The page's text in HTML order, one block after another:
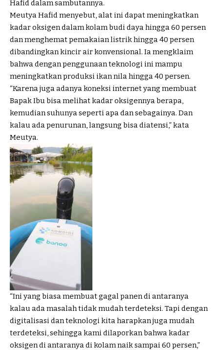
Hafid dalam sambutannya.
Meutya Hafid menyebut, alat ini dapat meningkatkan
kadar oksigen dalam kolam budi daya hingga 60 persen
dan menghemat pemakaian listrik hingga 40 persen
dibandingkan kincir air konvensional. Ia mengklaim
bahwa dengan penggunaan teknologi ini mampu
meningkatkan produksi ikan nila hingga 40 persen.
“Karena juga adanya koneksi internet yang membuat
Bapak Ibu bisa melihat kadar oksigennya berapa,
kemudian suhunya seperti apa dan sebagainya. Dan
kalau ada penurunan, langsung bisa diatensi,” kata
Meutya.
“Ini yang biasa membuat gagal panen di antaranya
kalau ada masalah tidak mudah terdeteksi. Tapi dengan
digitalisasi dan teknologi kita harapkan juga mudah
terdeteksi, sehingga kami dilaporkan bahwa kadar
oksigen di antaranya di kolam naik sampai 60 persen,”